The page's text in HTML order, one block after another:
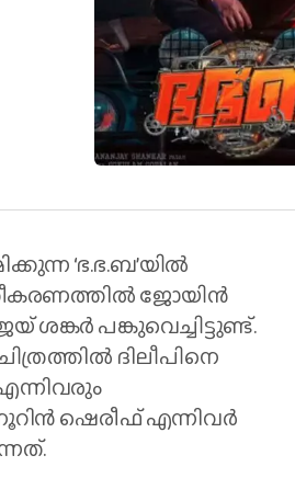
‘ഭ.ഭ.ബ’യില്‍
ജോയിൻ
പങ്കുവെച്ചിട്ടുണ്ട്.
ദിലീപിനെ
ഷെരീഫ് എന്നിവർ